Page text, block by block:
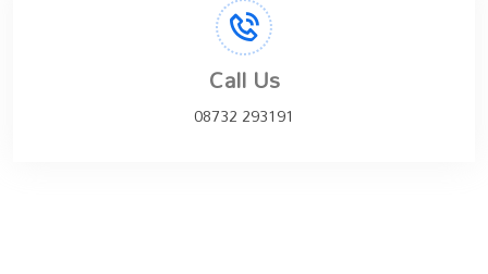
Call Us
08732 293191